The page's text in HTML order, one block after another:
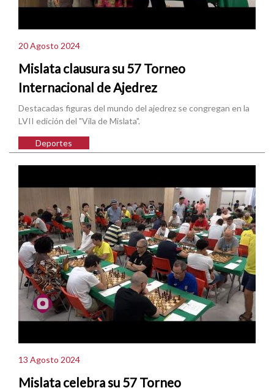
20 Agosto 2024
Mislata clausura su 57 Torneo
Internacional de Ajedrez
Destacadas figuras del mundo del ajedrez se congregan en la
LVII edición del "Vila de Mislata".
Deportes
13 Agosto 2024
Mislata celebra su 57 Torneo